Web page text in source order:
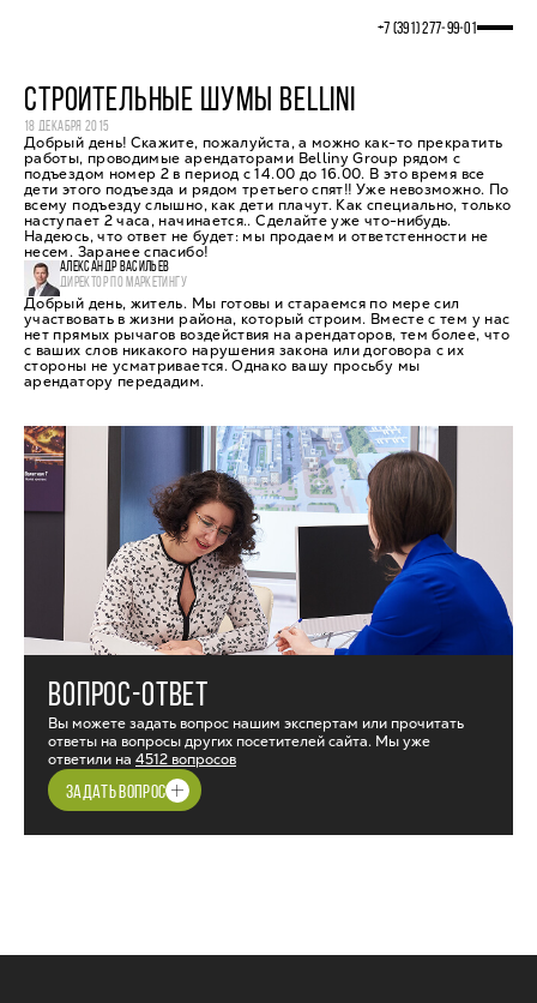
+7 (391) 277‒99‒01
СТРОИТЕЛЬНЫЕ ШУМЫ BELLINI
18 ДЕКАБРЯ 2015
Добрый день! Скажите, пожалуйста, а можно как-то прекратить
работы, проводимые арендаторами Belliny Group рядом с
подъездом номер 2 в период с 14.00 до 16.00. В это время все
дети этого подъезда и рядом третьего спят!! Уже невозможно. По
всему подъезду слышно, как дети плачут. Как специально, только
наступает 2 часа, начинается.. Сделайте уже что-нибудь.
Надеюсь, что ответ не будет: мы продаем и ответстенности не
несем. Заранее спасибо!
АЛЕКСАНДР ВАСИЛЬЕВ
ДИРЕКТОР ПО МАРКЕТИНГУ
Добрый день, житель. Мы готовы и стараемся по мере сил
участвовать в жизни района, который строим. Вместе с тем у нас
нет прямых рычагов воздействия на арендаторов, тем более, что
с ваших слов никакого нарушения закона или договора с их
стороны не усматривается. Однако вашу просьбу мы
арендатору передадим.
ВОПРОС-ОТВЕТ
Вы можете задать вопрос нашим экспертам или прочитать
ответы на вопросы других посетителей сайта. Мы уже
ответили на 4512 вопросов
ЗАДАТЬ ВОПРОС